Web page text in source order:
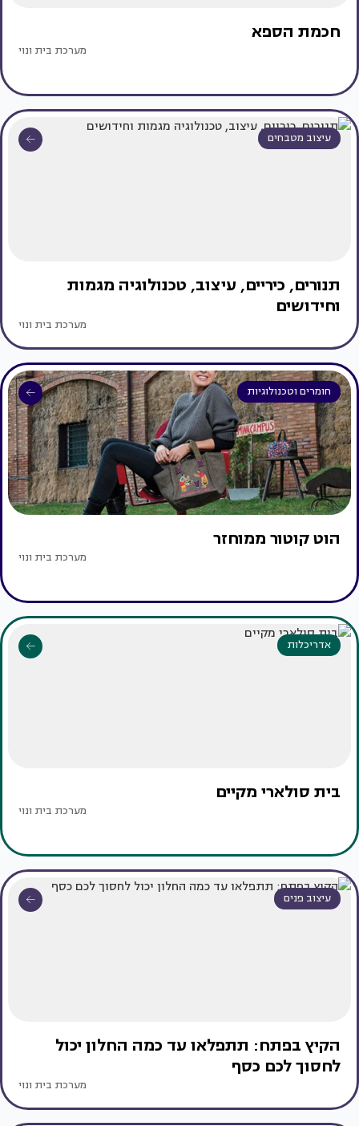
חכמת הספא
מערכת בית ונוי
עיצוב מטבחים
תנורים, כיריים, עיצוב, טכנולוגיה מגמות
וחידושים
מערכת בית ונוי
חומרים וטכנולוגיות
הוט קוטור ממוחזר
מערכת בית ונוי
אדריכלות
בית סולארי מקיים
מערכת בית ונוי
עיצוב פנים
הקיץ בפתח: תתפלאו עד כמה החלון יכול
לחסוך לכם כסף
מערכת בית ונוי